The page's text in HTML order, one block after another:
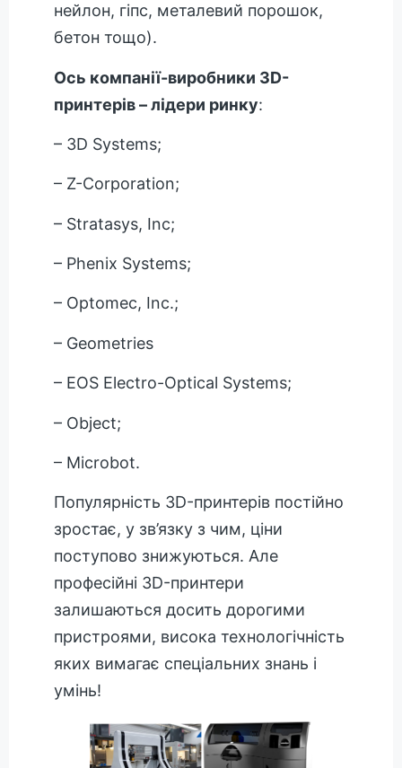
нейлон, гіпс, металевий порошок,
бетон тощо).
Ось компанії-виробники 3D-
принтерів – лідери ринку:
– 3D Systems;
– Z-Corporation;
– Stratasys, Inc;
– Phenix Systems;
– Optomec, Inc.;
– Geometries
– EOS Electro-Optical Systems;
– Object;
– Microbot.
Популярність 3D-принтерів постійно
зростає, у зв’язку з чим, ціни
поступово знижуються. Але
професійні 3D-принтери
залишаються досить дорогими
пристроями, висока технологічність
яких вимагає спеціальних знань і
умінь!